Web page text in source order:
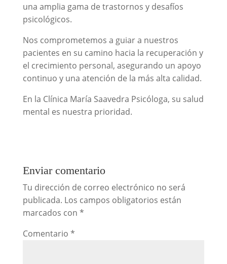
una amplia gama de trastornos y desafíos
psicológicos.
Nos comprometemos a guiar a nuestros
pacientes en su camino hacia la recuperación y
el crecimiento personal, asegurando un apoyo
continuo y una atención de la más alta calidad.
En la Clínica María Saavedra Psicóloga, su salud
mental es nuestra prioridad.
Enviar comentario
Tu dirección de correo electrónico no será
publicada. Los campos obligatorios están
marcados con *
Comentario *